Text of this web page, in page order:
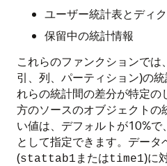
ユーザー統計表とディ
保留中の統計情報
これらのファンクションでは
引、列、パーティション)の
れらの統計間の差分が特定の
方のソースのオブジェクトの
い値は、デフォルトが10%
として指定できます。データ
(stattab1 またはtime1)に